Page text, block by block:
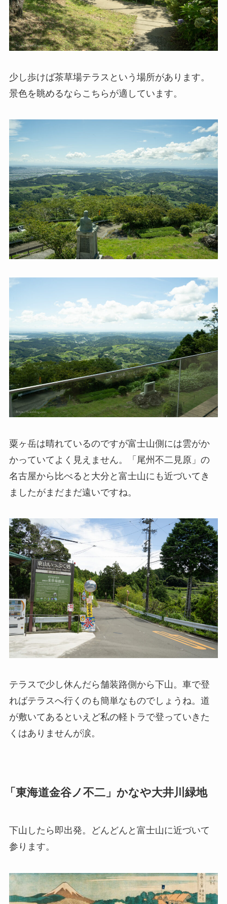
少し歩けば茶草場テラスという場所があります。
景色を眺めるならこちらが適しています。
粟ヶ岳は晴れているのですが富士山側には雲がか
かっていてよく見えません。「尾州不二見原」の
名古屋から比べると大分と富士山にも近づいてき
ましたがまだまだ遠いですね。
テラスで少し休んだら舗装路側から下山。車で登
ればテラスへ行くのも簡単なものでしょうね。道
が敷いてあるといえど私の軽トラで登っていきた
くはありませんが涙。
「東海道金谷ノ不二」かなや大井川緑地
下山したら即出発。どんどんと富士山に近づいて
参ります。